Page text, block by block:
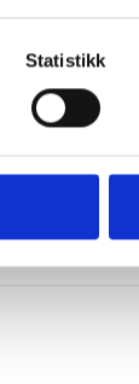
Statistikk